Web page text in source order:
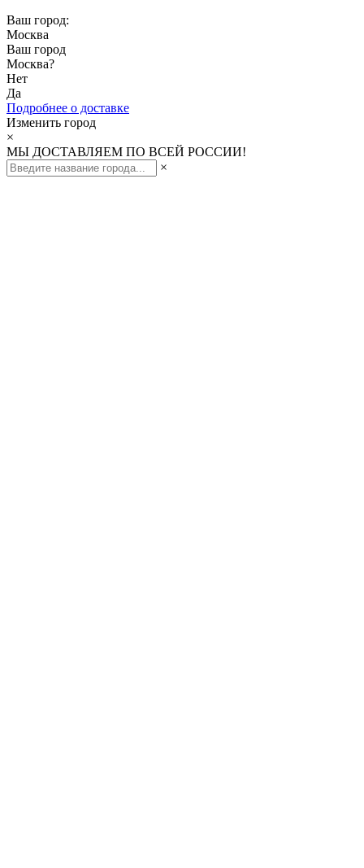
Ваш город:
Москва
Ваш город
Москва?
Нет
Да
Подробнее о доставке
Изменить город
×
МЫ ДОСТАВЛЯЕМ ПО ВСЕЙ РОССИИ!
×